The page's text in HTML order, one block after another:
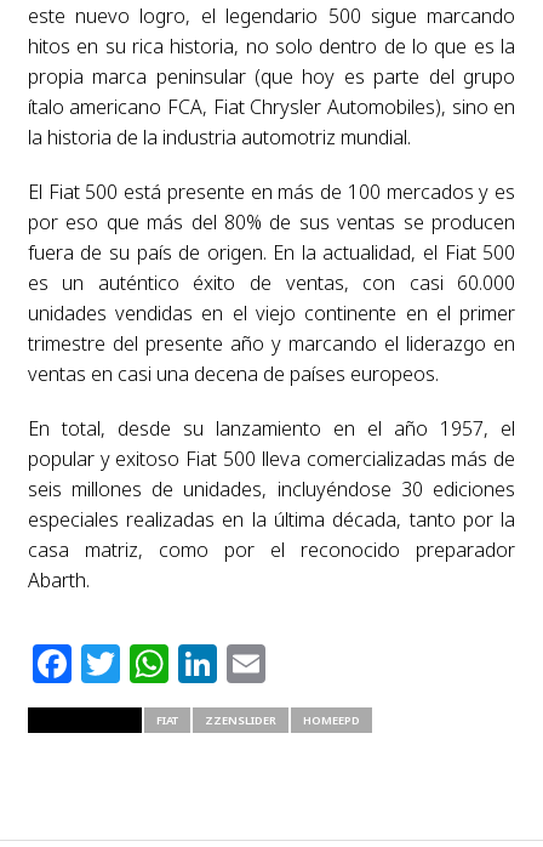
este nuevo logro, el legendario 500 sigue marcando
hitos en su rica historia, no solo dentro de lo que es la
propia marca peninsular (que hoy es parte del grupo
ítalo americano FCA, Fiat Chrysler Automobiles), sino en
la historia de la industria automotriz mundial.
El Fiat 500 está presente en más de 100 mercados y es
por eso que más del 80% de sus ventas se producen
fuera de su país de origen. En la actualidad, el Fiat 500
es un auténtico éxito de ventas, con casi 60.000
unidades vendidas en el viejo continente en el primer
trimestre del presente año y marcando el liderazgo en
ventas en casi una decena de países europeos.
En total, desde su lanzamiento en el año 1957, el
popular y exitoso Fiat 500 lleva comercializadas más de
seis millones de unidades, incluyéndose 30 ediciones
especiales realizadas en la última década, tanto por la
casa matriz, como por el reconocido preparador
Abarth.
Facebook
Twitter
WhatsApp
LinkedIn
Email
FIAT ZZENSLIDER HOMEEPD